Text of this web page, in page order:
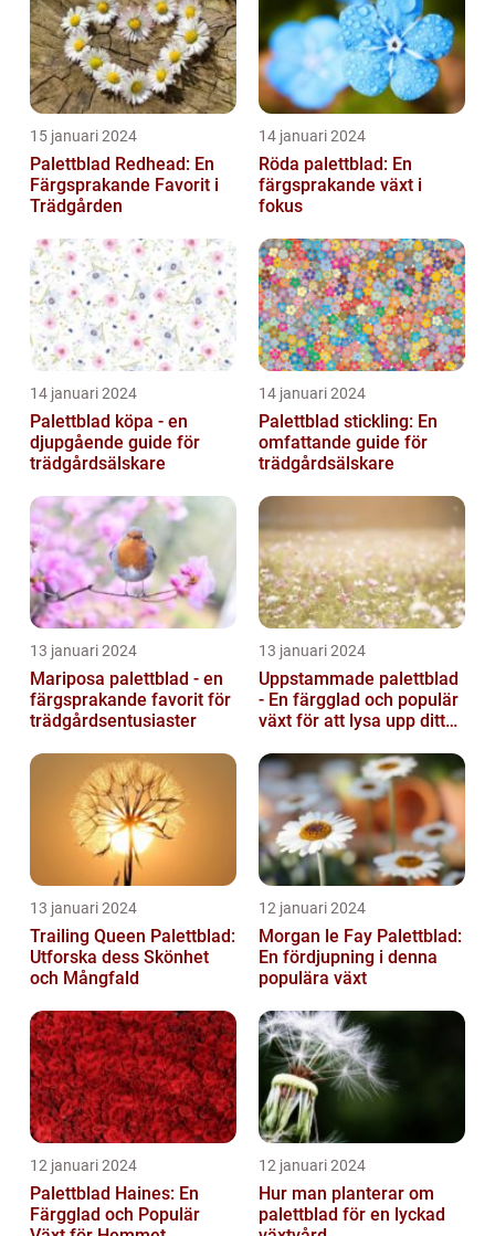
15 januari 2024
Palettblad Redhead: En
Färgsprakande Favorit i
Trädgården
14 januari 2024
Röda palettblad: En
färgsprakande växt i
fokus
14 januari 2024
Palettblad köpa - en
djupgående guide för
trädgårdsälskare
14 januari 2024
Palettblad stickling: En
omfattande guide för
trädgårdsälskare
13 januari 2024
Mariposa palettblad - en
färgsprakande favorit för
trädgårdsentusiaster
13 januari 2024
Uppstammade palettblad
- En färgglad och populär
växt för att lysa upp ditt
13 januari 2024
Trailing Queen Palettblad:
Utforska dess Skönhet
och Mångfald
12 januari 2024
Morgan le Fay Palettblad:
En fördjupning i denna
populära växt
12 januari 2024
Palettblad Haines: En
Färgglad och Populär
12 januari 2024
Hur man planterar om
palettblad för en lyckad